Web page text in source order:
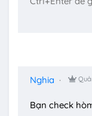
Nghia
Bạn check